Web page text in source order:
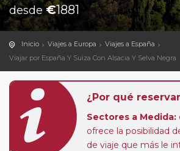
desde€1881
Inicio Viajes a Europa
Viajes a España
Viajar por España Y Suiza Con Alsacia Y Selva Negra
¿Por qué
Sectores a Medida:
ofrece la posibilidad
de viaje que más le